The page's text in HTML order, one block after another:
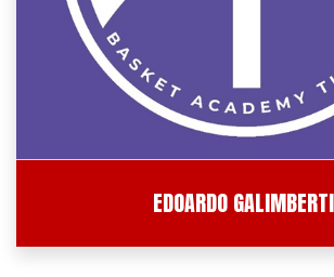
EDOARDO GALIMBERTI